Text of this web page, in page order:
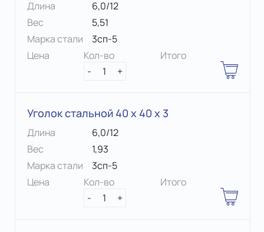
Длина
6,0/12
Вес
5,51
Марка стали
3сп-5
Цена
Кол-во
-
1 +
Итого
Уголок стальной 40 х 40 x 3
Длина
6,0/12
Вес
1,93
Марка стали
3сп-5
Цена
Кол-во
-
1 +
Итого